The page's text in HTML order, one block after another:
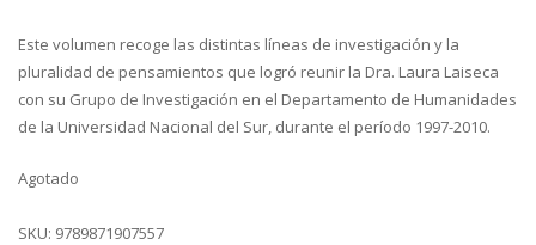
Este volumen recoge las distintas líneas de investigación y la
pluralidad de pensamientos que logró reunir la Dra. Laura Laiseca
con su Grupo de Investigación en el Departamento de Humanidades
de la Universidad Nacional del Sur, durante el período 1997-2010.
Agotado
SKU: 9789871907557